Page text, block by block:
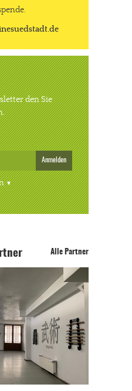
den Sie
Anmelden
Alle Partner